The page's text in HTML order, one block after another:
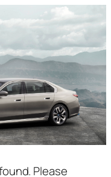
Please